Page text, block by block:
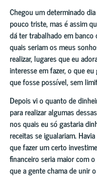
Chegou um determinado
pouco triste, mas é assim
dá ter trabalhado em
quais seriam os meus
realizar, lugares que eu
interesse em fazer, o que
que fosse possível, sem
Depois vi o quanto de
para realizar algumas
nos quais eu só gastaria
receitas se igualariam.
que fazer um certo
financeiro seria maior com
que a gente chama de unir